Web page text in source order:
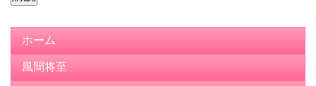
レ
ス
ホーム
風間将至